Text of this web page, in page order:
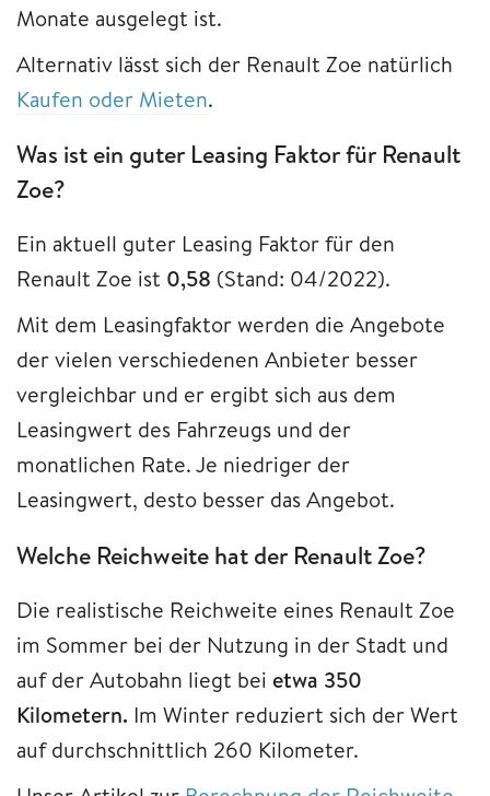
Monate ausgelegt ist.
Alternativ lässt sich der Renault Zoe natürlich
Kaufen oder Mieten.
Was ist ein guter Leasing Faktor für Renault
Zoe?
Ein aktuell guter Leasing Faktor für den
Renault Zoe ist 0,58 (Stand: 04/2022).
Mit dem Leasingfaktor werden die Angebote
der vielen verschiedenen Anbieter besser
vergleichbar und er ergibt sich aus dem
Leasingwert des Fahrzeugs und der
monatlichen Rate. Je niedriger der
Leasingwert, desto besser das Angebot.
Welche Reichweite hat der Renault Zoe?
Die realistische Reichweite eines Renault Zoe
im Sommer bei der Nutzung in der Stadt und
auf der Autobahn liegt bei etwa 350
Kilometern. Im Winter reduziert sich der Wert
auf durchschnittlich 260 Kilometer.